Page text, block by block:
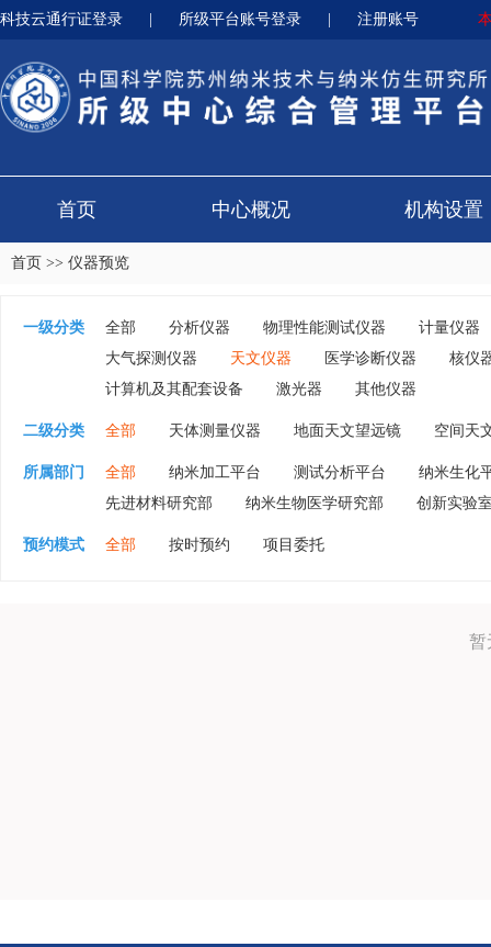
科技云通行证登录 所级平台账号登录 注册账号
首页 中心概况 机构设置
首页 >> 仪器预览
一级分类 全部 分析仪器 物理性能测试仪器
计量仪器
大气探测仪器
天文仪器 医学诊断仪器
核仪
计算机及其配套设备
激光器 其他仪器
二级分类 全部 天体测量仪器 地面天文望远镜 空间天
所属部门 全部 纳米加工平台 测试分析平台
纳米生化
先进材料研究部
纳米生物医学研究部 创新实验
预约模式 全部 按时预约 项目委托
暂